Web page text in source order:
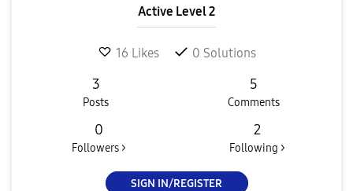
Active Level 2
16 Likes 0 Solutions
3
Posts
5
Comments
0
Followers >
2
Following >
SIGN IN/REGISTER